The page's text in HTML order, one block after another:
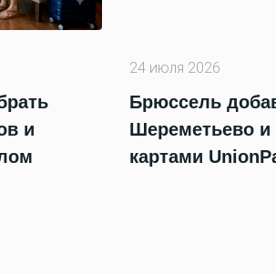
и
24 июля 2026
Брюссель
Шереметьево и
картами